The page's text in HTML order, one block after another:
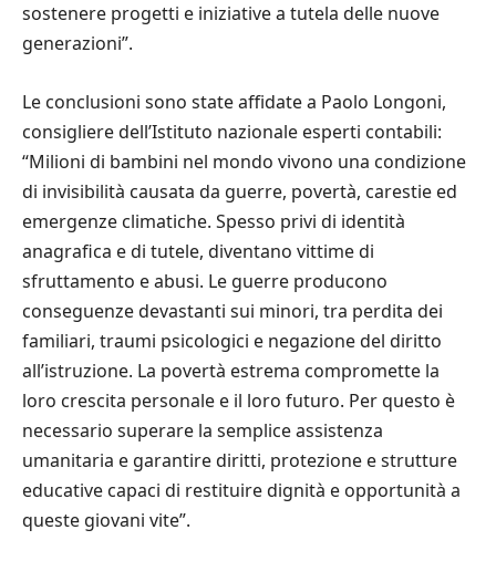
sostenere progetti e iniziative a tutela delle nuove
generazioni”.
Le conclusioni sono state affidate a Paolo Longoni,
consigliere dell’Istituto nazionale esperti contabili:
“Milioni di bambini nel mondo vivono una condizione
di invisibilità causata da guerre, povertà, carestie ed
emergenze climatiche. Spesso privi di identità
anagrafica e di tutele, diventano vittime di
sfruttamento e abusi. Le guerre producono
conseguenze devastanti sui minori, tra perdita dei
familiari, traumi psicologici e negazione del diritto
all’istruzione. La povertà estrema compromette la
loro crescita personale e il loro futuro. Per questo è
necessario superare la semplice assistenza
umanitaria e garantire diritti, protezione e strutture
educative capaci di restituire dignità e opportunità a
queste giovani vite”.